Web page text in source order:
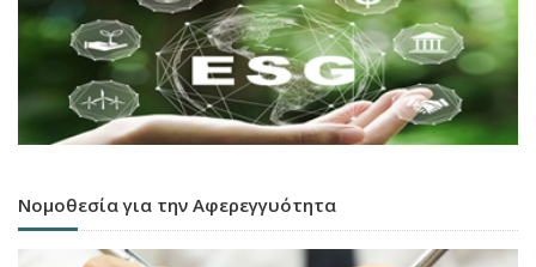
Νομοθεσία για την Αφερεγγυότητα